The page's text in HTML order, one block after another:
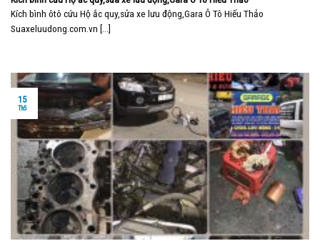
Kích bình ôtô cứu Hộ ắc quy,sửa xe lưu động,Gara Ô Tô Hiếu Thảo
Suaxeluudong.com.vn [...]
15
Th5